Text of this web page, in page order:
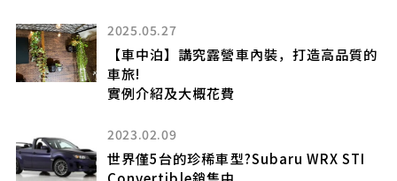
2025.05.27
【車中泊】講究露營車內裝，打造高品質的
車旅!
實例介紹及大概花費
2023.02.09
世界僅5台的珍稀車型?Subaru WRX STI